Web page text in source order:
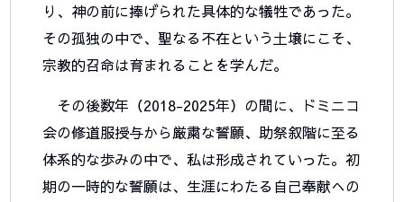
り、神の前に捧げられた具体的な犠牲であった。
その孤独の中で、聖なる不在という土壌にこそ、
宗教的召命は育まれることを学んだ。
その後数年（2018-2025年）の間に、ドミニコ
会の修道服授与から厳粛な誓願、助祭叙階に至る
体系的な歩みの中で、私は形成されていった。初
期の一時的な誓願は、生涯にわたる自己奉献への